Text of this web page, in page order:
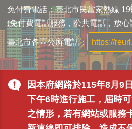
因本府網路於115年8月9
下午6時進行施工，屆時
之情形，若有網站或服務
免付費電話：臺北市民當家熱線
(免付費電話服務，公共電話，放
臺北市各區公所電話： https://